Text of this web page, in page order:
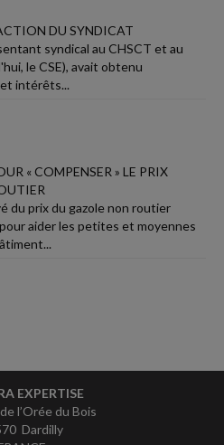
DU SYNDICAT
syndical au CHSCT et au
le CSE), avait obtenu
intérêts...
« COMPENSER » LE PRIX
du prix du gazole non routier
aider les petites et moyennes
EXPERTISE
l’Orée du Bois
Dardilly